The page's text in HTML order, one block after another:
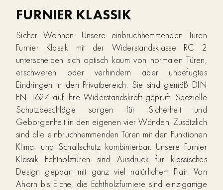
FURNIER KLASSIK
Sicher Wohnen. Unsere einbruchhemmenden Türen
Furnier Klassik mit der Widerstandsklasse RC 2
unterscheiden sich optisch kaum von normalen Türen,
erschweren oder verhindern aber unbefugtes
Eindringen in den Privatbereich. Sie sind gemäß DIN
EN 1627 auf ihre Widerstandskraft geprüft. Spezielle
Schutzbeschläge sorgen für Sicherheit und
Geborgenheit in den eigenen vier Wänden. Zusätzlich
sind alle einbruchhemmenden Türen mit den Funktionen
Klima- und Schallschutz kombinierbar. Unsere Furnier
Klassik Echtholztüren sind Ausdruck für klassisches
Design gepaart mit ganz viel natürlichem Flair. Von
Ahorn bis Eiche, die Echtholzfurniere sind einzigartige